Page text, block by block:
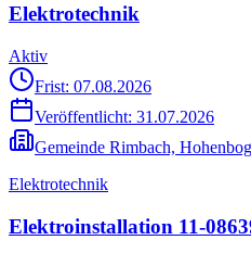
Elektrotechnik
Aktiv
Frist: 07.08.2026
Veröffentlicht: 31.07.2026
Gemeinde Rimbach,
Elektrotechnik
Elektroinstallation 11-